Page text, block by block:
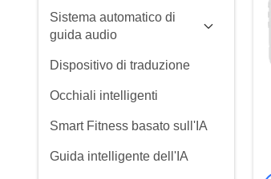
Sistema automatico di
guida audio
Dispositivo di traduzione
Occhiali intelligenti
Smart Fitness basato sull'IA
Guida intelligente dell'IA